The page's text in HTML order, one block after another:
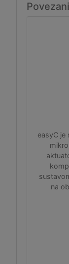
easyC je
na